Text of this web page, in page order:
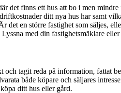
det finns ett hus att bo i men
ditt nya hus har samt
en större fastighet som säljes,
med din fastighetsmäklare
tagit reda på information, fattat
både köpare och säljares
ditt hus eller gård.